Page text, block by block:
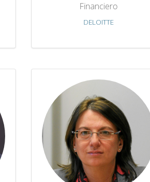
Financiero
DELOITTE